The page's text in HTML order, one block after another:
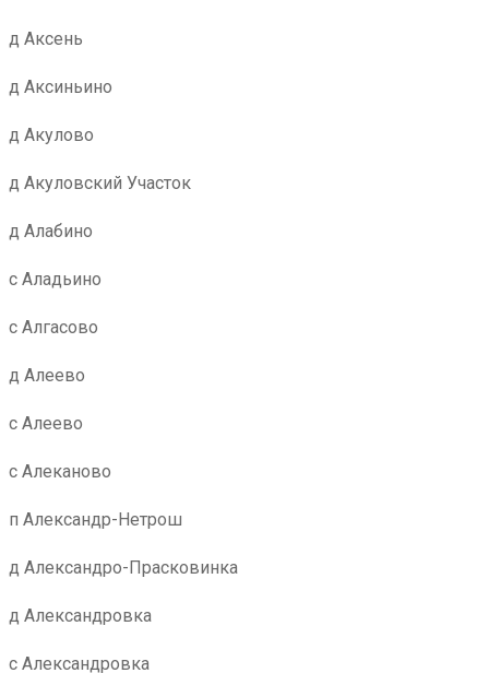
д Аксень
д Аксиньино
д Акулово
д Акуловский Участок
д Алабино
с Аладьино
с Алгасово
д Алеево
с Алеево
с Алеканово
п Александр-Нетрош
д Александро-Прасковинка
д Александровка
с Александровка